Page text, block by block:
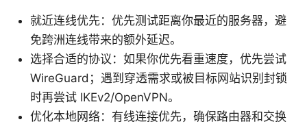
就近连线优先：优先测试距离你最近的服务器，避
免跨洲连线带来的额外延迟。
选择合适的协议：如果你优先看重速度，优先尝试
WireGuard；遇到穿透需求或被目标网站识别封锁
时再尝试 IKEv2/OpenVPN。
优化本地网络：有线连接优先，确保路由器和交换